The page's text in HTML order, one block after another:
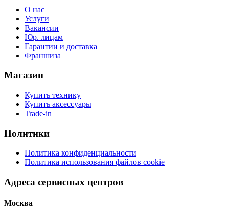
О нас
Услуги
Вакансии
Юр. лицам
Гарантии и доставка
Франшиза
Магазин
Купить технику
Купить аксессуары
Trade-in
Политики
Политика конфиденциальности
Политика использования файлов cookie
Адреса сервисных центров
Москва